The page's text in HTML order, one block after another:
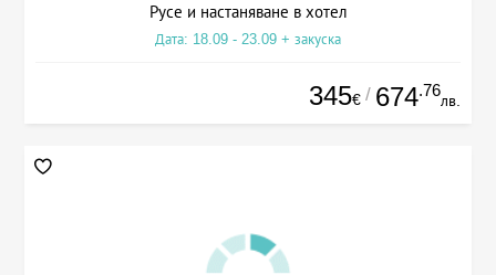
Русе и настаняване в хотел
Дата: 18.09 - 23.09 + закуска
345€ / 674.76
лв.